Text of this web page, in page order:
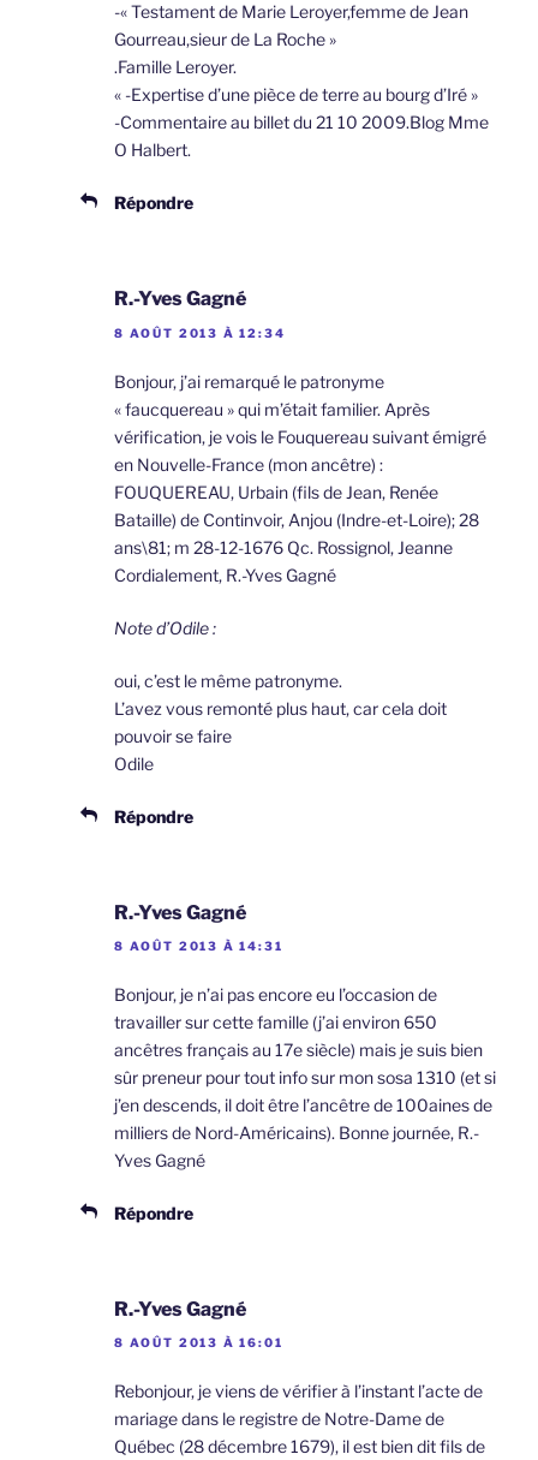
-« Testament de Marie Leroyer,femme de Jean
Gourreau,sieur de La Roche »
.Famille Leroyer.
« -Expertise d’une pièce de terre au bourg d’Iré »
-Commentaire au billet du 21 10 2009.Blog Mme
O Halbert.
Répondre
R.-Yves Gagné
8 AOÛT 2013 À 12:34
Bonjour, j’ai remarqué le patronyme
« faucquereau » qui m’était familier. Après
vérification, je vois le Fouquereau suivant émigré
en Nouvelle-France (mon ancêtre) :
FOUQUEREAU, Urbain (fils de Jean, Renée
Bataille) de Continvoir, Anjou (Indre-et-Loire); 28
ans\81; m 28-12-1676 Qc. Rossignol, Jeanne
Cordialement, R.-Yves Gagné
Note d’Odile :
oui, c’est le même patronyme.
L’avez vous remonté plus haut, car cela doit
pouvoir se faire
Odile
Répondre
R.-Yves Gagné
8 AOÛT 2013 À 14:31
Bonjour, je n’ai pas encore eu l’occasion de
travailler sur cette famille (j’ai environ 650
ancêtres français au 17e siècle) mais je suis bien
sûr preneur pour tout info sur mon sosa 1310 (et si
j’en descends, il doit être l’ancêtre de 100aines de
milliers de Nord-Américains). Bonne journée, R.-
Yves Gagné
Répondre
R.-Yves Gagné
8 AOÛT 2013 À 16:01
Rebonjour, je viens de vérifier à l’instant l’acte de
mariage dans le registre de Notre-Dame de
Québec (28 décembre 1679), il est bien dit fils de